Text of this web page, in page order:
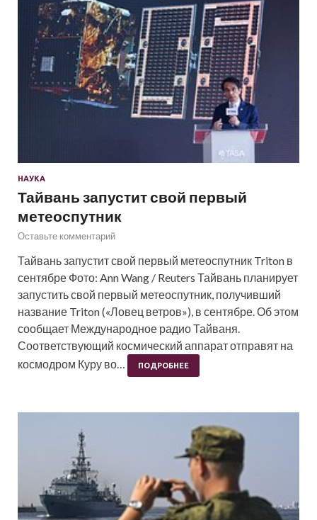
НАУКА
Тайвань запустит свой первый
метеоспутник
Оставьте комментарий
Тайвань запустит свой первый метеоспутник Triton в
сентябре Фото: Ann Wang / Reuters Тайвань планирует
запустить свой первый метеоспутник, получивший
название Triton («Ловец ветров»), в сентябре. Об этом
сообщает Международное радио Тайваня.
Соответствующий космический аппарат отправят на
космодром Куру во…
ПОДРОБНЕЕ